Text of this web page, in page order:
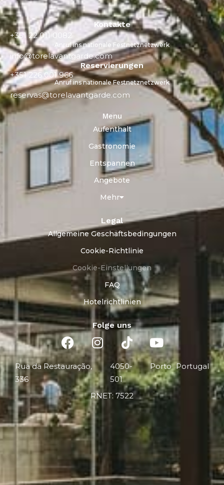
Kontakte
+351 22 011 0082
Anruf ins nationale Festnetznetzwerk
info@torelavantgarde.com
Reservierungen
+351 226 001 966
Anruf ins nationale Festnetznetzwerk
reservas@torelavantgarde.com
Menu
Aufenthalt
Gastronomie
Entspannen
Angebote
Mehr
Legal
Allgemeine Geschäftsbedingungen
Cookie-Richtlinie
Cookie-Einstellungen
FAQ
Hotelrichtlinien
Folge uns
Rua da Restauração,
336
4050-
501
Porto Portugal
RNET: 7522